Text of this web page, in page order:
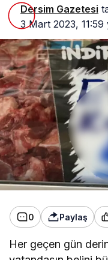
Dersim Gazetesi
3 Mart 2023, 11:59
0 Paylaş
Her geçen gün